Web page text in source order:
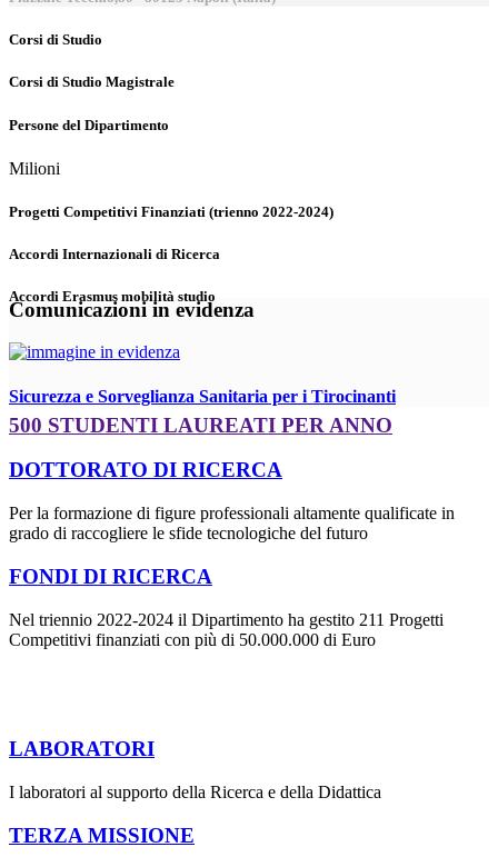
Corsi di Studio
Corsi di Studio Magistrale
Persone del Dipartimento
Milioni
Progetti Competitivi Finanziati (trienno 2022-2024)
Accordi Internazionali di Ricerca
Accordi Erasmus mobilità studio
Comunicazioni in evidenza
Sicurezza e Sorveglianza Sanitaria per i Tirocinanti
500 STUDENTI LAUREATI PER ANNO
DOTTORATO DI RICERCA
Per la formazione di figure professionali altamente qualificate in
grado di raccogliere le sfide tecnologiche del futuro
FONDI DI RICERCA
Nel triennio 2022-2024 il Dipartimento ha gestito 211 Progetti
Competitivi finanziati con più di 50.000.000 di Euro
LABORATORI
I laboratori al supporto della Ricerca e della Didattica
TERZA MISSIONE